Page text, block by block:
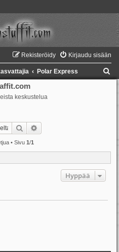
Kirjaudu sisään
Rekisteröidy
Polar Express
keskustelua
Etsi
• Sivu 1/1
Hyppää